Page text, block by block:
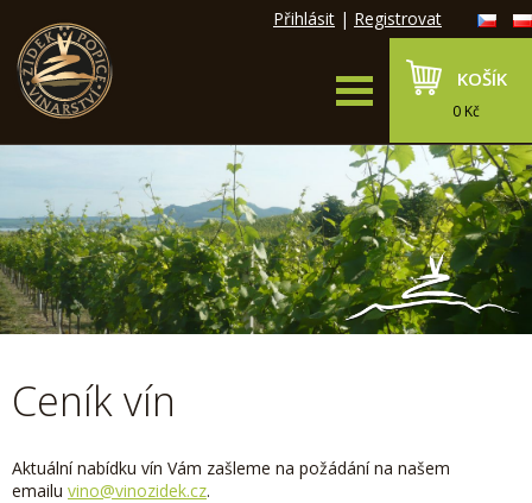
Přihlásit | Registrovat
KOŠÍK
0 Kč
Ceník vín
Aktuální nabídku vín Vám zašleme na požádání na našem
emailu vino@vinozidek.cz.